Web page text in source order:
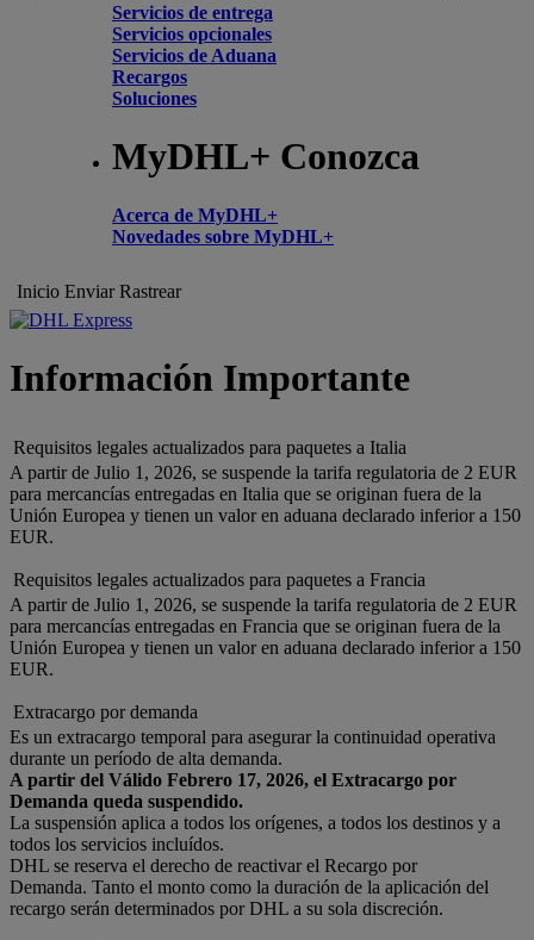
Servicios de entrega
Servicios opcionales
Servicios de Aduana
Recargos
Soluciones
MyDHL+ Conozca
Acerca de MyDHL+
Novedades sobre MyDHL+
Inicio Enviar Rastrear
Información Importante
Requisitos legales actualizados para paquetes a Italia
A partir de Julio 1, 2026, se suspende la tarifa regulatoria de 2 EUR
para mercancías entregadas en Italia que se originan fuera de la
Unión Europea y tienen un valor en aduana declarado inferior a 150
EUR.
Requisitos legales actualizados para paquetes a Francia
A partir de Julio 1, 2026, se suspende la tarifa regulatoria de 2 EUR
para mercancías entregadas en Francia que se originan fuera de la
Unión Europea y tienen un valor en aduana declarado inferior a 150
EUR.
Extracargo por demanda
Es un extracargo temporal para asegurar la continuidad operativa
durante un período de alta demanda.
A partir del Válido Febrero 17, 2026, el Extracargo por
Demanda queda suspendido.
La suspensión aplica a todos los orígenes, a todos los destinos y a
todos los servicios incluídos.
DHL se reserva el derecho de reactivar el Recargo por
Demanda. Tanto el monto como la duración de la aplicación del
recargo serán determinados por DHL a su sola discreción.